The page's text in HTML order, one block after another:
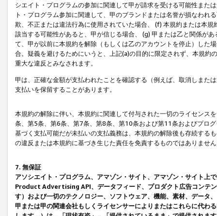
シエイト・プログラムの参加に関連して甲が請求を受ける可能性また
ト・プログラム参加に関連して、甲のブランドまたは名誉が損なわれ
欺、不正または違法行為に使用されていた場合、 (f) 本規約または本
該当する可能性があると、甲が信じる場合、 (g) 甲または乙と関係が
て、甲が以前に本規約を解除（もしくは乙のアカウントを停止）した
合。疑義を避けるためにいうと、上記(a)の目的に限定されず、本規
重大な違反とみなされます。
甲は、正確な金額が支払われたことを確認する（例えば、取消しまた
支払いを保留することがあります。
本規約の解除に伴い、本規約に関連して付与された一切のライセンス
条、第5条、第6条、第7条、第8条、第10条および第11条およびプロ
基づく支払可能だが未払いの支払義務は、本規約の解除後も存続する
の違反または本規約に基づき生じた責任を免責するものではありませ
7. 無保証
アソシエイト・プログラム、アマゾン・サイト、アマゾン・サイト上
Product Advertising API、データフィード、プロダクト広告コンテ
す）および一切のテクノロジー、ソフトウェア、機能、素材、データ
甲または甲の関連会社もしくライセンサーによりまたはこれらに代わ